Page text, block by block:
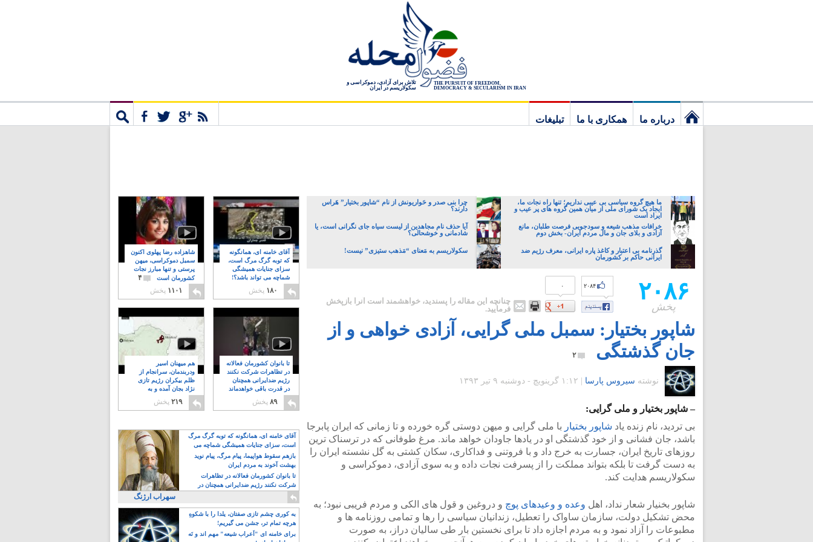
THE PURSUIT OF FREEDOM,
DEMOCRACY & SECULARISM IN IRAN
تلاش برای آزادی، دموکراسی و
سکولاریسم در ایران
درباره ما همکاری با ما
تبلیغات
ما هیچ گروه سیاسی بی عیبی نداریم؛ تنها راه نجات ما،
ایجاد یک شورای ملی از میان همین گروه های پر عیب و
ایراد است
چرا بنی صدر و حَواریونش از نام “شاپور بختیار” هَراس
دارند؟
خرافات مذهب شیعه و سودجویی فرصت طلبان، مانع
آزادی و بلای جان و مال مردم ایران- بخش دوم
آیا حذف نام مجاهدین از لیست سیاه جای نگرانی است، یا
شادمانی و خوشحالی؟
گذرنامه بی اعتبار و کاغذ پاره ایرانی، معرف رژیم ضد
ایرانی حاکم بر کشورمان
سکولاریسم به مَعنای “مَذهب ستیزی” نیست!
۲۰۸۶
پخش
۰ ۲۰۸۴
چنانچه این مقاله را پسندید، خواهشمند است آنرا بازپخش
فرمایید.
شاپور بختیار: سمبل ملی گرایی، آزادی خواهی و از
جان گذشتگی
۲
نوشته سیروس پارسا ۱:۱۲ گرينويچ - دوشنبه ۹ تیر ۱۳۹۳
– شاپور بختیار و ملی گرایی:
بی تردید، نام زنده یاد شاپور بختیار با ملی گرایی و میهن دوستی گره خورده و تا زمانی که ایران پابرجا
باشد، جان فشانی و از خود گذشتگی او در یادها جاودان خواهد ماند. مرغ طوفانی که در ترسناک ترین
روزهای تاریخ ایران، جسارت به خرج داد و با فروتنی و فداکاری، سکان کشتی به گل نشسته ایران را
به دست گرفت تا بلکه بتواند مملکت را از پسرفت نجات داده و به سوی آزادی، دموکراسی و
سکولاریسم هدایت کند.
شاپور بخنیار شعار نداد، اهل وعده و وعیدهای پوچ و دروغین و قول های الکی و مردم فریبی نبود؛ به
محض تشکیل دولت، سازمان ساواک را تعطیل، زندانیان سیاسی را رها و تمامی روزنامه ها و
مطبوعات را آزاد نمود و به مردم اجازه داد تا برای نخستین بار طی سالیان دراز، به صورت
شاهزاده رضا پهلوی اکنون
سمبل دموکراسی، میهن
پرستی و تنها مبارز نجات
کشورمان است
۴
۱۱۰۱ پخش
آقای خامنه ای، همانگونه
که توبه گرگ مرگ است،
سزای جنایات همیشگی
شماچه می تواند باشد؟!
۸
۱۸۰ پخش
هم میهنان اسیر
ودربندمان، سرانجام از
ظلم بیکران رژیم تازی
نژاد بجان آمده و به
۲۱۹ پخش
تا بانوان کشورمان فعالانه
در تظاهرات شرکت نکنند
رژیم ضدایرانی همچنان
در قدرت باقی خواهدماند
۸
۸۹ پخش
آقای خامنه ای، همانگونه که توبه گرگ مرگ
است، سزای جنایات همیشگی شماچه می
تواند باشد؟!
بازهم سقوط هواپیما، پیام مرگ، پیام نوید
بهشت آخوند به مردم ایران
تا بانوان کشورمان فعالانه در تظاهرات
شرکت نکنند رژیم ضدایرانی همچنان در
قدرت باقی خواهدماند
سهراب ارژنگ
به کوری چشم تازی صفتان، یلدا را با شکوهِ
هرچه تمام تر، جشن می گیریم!
برای خامنه ای "اَعراب شیعه" مهم اند و نَه